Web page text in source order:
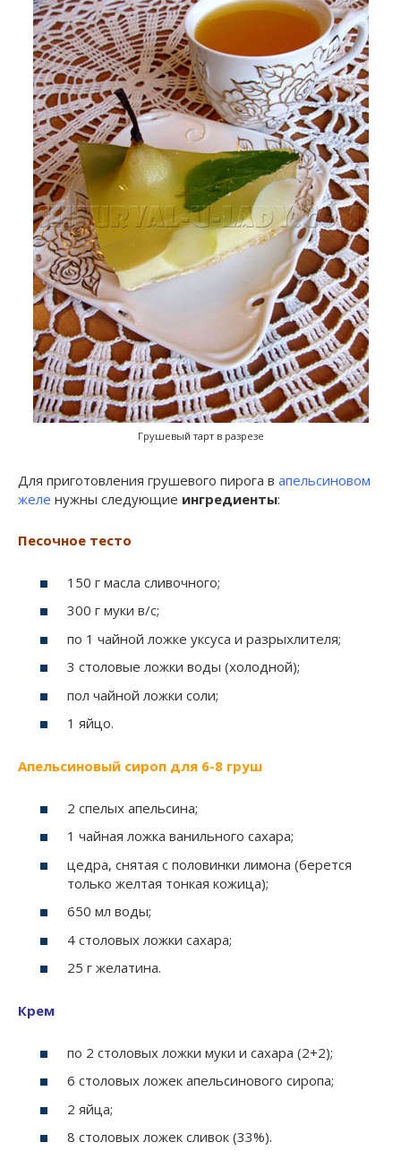
Грушевый тарт в разрезе
Для приготовления грушевого пирога в апельсиновом
желе нужны следующие ингредиенты:
Песочное тесто
150 г масла сливочного;
300 г муки в/с;
по 1 чайной ложке уксуса и разрыхлителя;
3 столовые ложки воды (холодной);
пол чайной ложки соли;
1 яйцо.
Апельсиновый сироп для 6-8 груш
2 спелых апельсина;
1 чайная ложка ванильного сахара;
цедра, снятая с половинки лимона (берется
только желтая тонкая кожица);
650 мл воды;
4 столовых ложки сахара;
25 г желатина.
Крем
по 2 столовых ложки муки и сахара (2+2);
6 столовых ложек апельсинового сиропа;
2 яйца;
8 столовых ложек сливок (33%).